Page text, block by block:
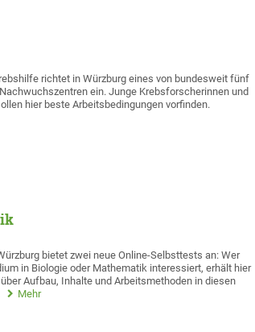
richtet in Würzburg eines von bundesweit fünf
ein. Junge Krebsforscherinnen und
hier beste Arbeitsbedingungen vorfinden.
bietet zwei neue Online-Selbsttests an: Wer
in Biologie oder Mathematik interessiert, erhält hier
Aufbau, Inhalte und Arbeitsmethoden in diesen
Mehr